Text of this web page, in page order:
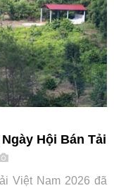
Hội Bán Tải
Việt Nam 2026 đã